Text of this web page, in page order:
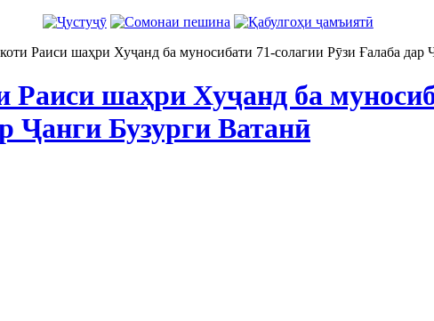
Раиси шаҳри Хуҷанд ба муносибати 71-солагии Рӯзи Ғалаба дар
Раиси шаҳри Хуҷанд ба
Ҷанги Бузурги Ватанӣ